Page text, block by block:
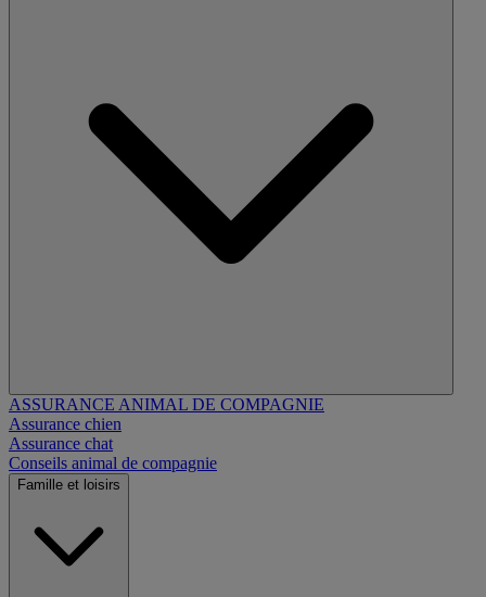
ASSURANCE ANIMAL DE COMPAGNIE
Assurance chien
Assurance chat
Conseils animal de compagnie
Famille et loisirs